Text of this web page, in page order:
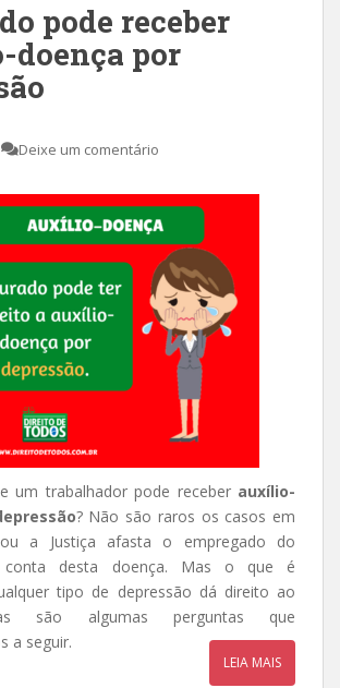
pode receber
por
Deixe um comentário
um trabalhador pode receber auxílio-
? Não são raros os casos em
a Justiça afasta o empregado do
conta desta doença. Mas o que é
tipo de depressão dá direito ao
são algumas perguntas que
a seguir.
LEIA MAIS